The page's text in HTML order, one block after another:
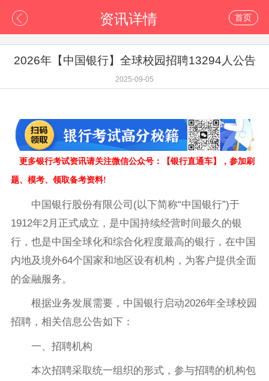
资讯详情 首页
2026年【中国银行】全球校园招聘13294人公告
2025-09-05
更多银行考试资讯请关注微信公众号：【银行直通车】 ，参加刷
题、模考、领取备考资料!
中国银行股份有限公司(以下简称“中国银行”)于
1912年2月正式成立，是中国持续经营时间最久的银
行，也是中国全球化和综合化程度最高的银行，在中国
内地及境外64个国家和地区设有机构，为客户提供全面
的金融服务。
根据业务发展需要，中国银行启动2026年全球校园
招聘，相关信息公告如下：
一、招聘机构
本次招聘采取统一组织的形式，参与招聘的机构包